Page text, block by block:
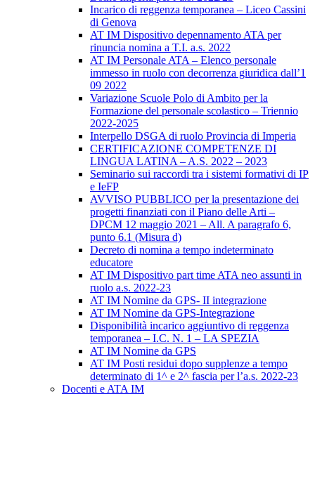
Incarico di reggenza temporanea – Liceo Cassini
di Genova
AT IM Dispositivo depennamento ATA per
rinuncia nomina a T.I. a.s. 2022
AT IM Personale ATA – Elenco personale
immesso in ruolo con decorrenza giuridica dall’1
09 2022
Variazione Scuole Polo di Ambito per la
Formazione del personale scolastico – Triennio
2022-2025
Interpello DSGA di ruolo Provincia di Imperia
CERTIFICAZIONE COMPETENZE DI
LINGUA LATINA – A.S. 2022 – 2023
Seminario sui raccordi tra i sistemi formativi di IP
e IeFP
AVVISO PUBBLICO per la presentazione dei
progetti finanziati con il Piano delle Arti –
DPCM 12 maggio 2021 – All. A paragrafo 6,
punto 6.1 (Misura d)
Decreto di nomina a tempo indeterminato
educatore
AT IM Dispositivo part time ATA neo assunti in
ruolo a.s. 2022-23
AT IM Nomine da GPS- II integrazione
AT IM Nomine da GPS-Integrazione
Disponibilità incarico aggiuntivo di reggenza
temporanea – I.C. N. 1 – LA SPEZIA
AT IM Nomine da GPS
AT IM Posti residui dopo supplenze a tempo
determinato di 1^ e 2^ fascia per l’a.s. 2022-23
Docenti e ATA IM